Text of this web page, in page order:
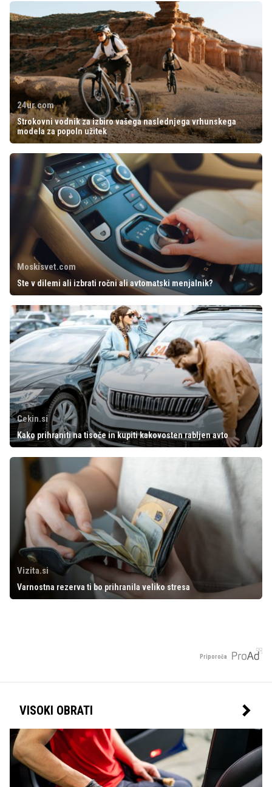
24ur.com
Strokovni vodnik za izbiro vašega naslednjega vrhunskega
modela za popoln užitek
Moskisvet.com
Ste v dilemi ali izbrati ročni ali avtomatski menjalnik?
Cekin.si
Kako prihraniti na tisoče in kupiti kakovosten rabljen avto
Vizita.si
Varnostna rezerva ti bo prihranila veliko stresa
Priporoča
VISOKI OBRATI